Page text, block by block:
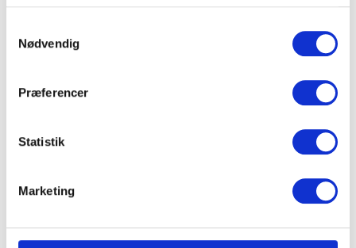
Nødvendig
Præferencer
Statistik
Marketing